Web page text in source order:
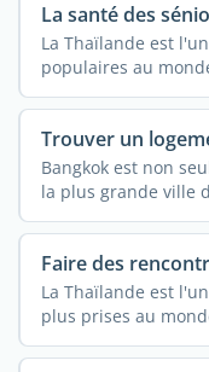
La santé des
La Thaïlande est
populaires au
...
Trouver un
Bangkok est non
la plus grande ville
Faire des
La Thaïlande est
plus prises au